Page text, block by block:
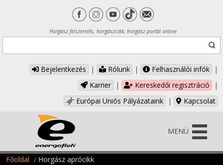
Horgász felszerelés, horgászcikk, horgász portál online
Bejelentkezés | Rólunk | Felhasználói infók
|
Karrier
| Kereskedői regisztráció
|
Európai Uniós Pályázataink
| Kapcsolat
MENÜ
Főoldal Horgász aprócikk